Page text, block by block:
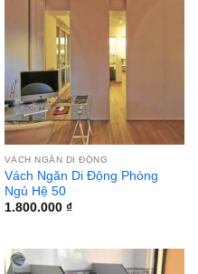
VÁCH NGĂN DI ĐỘNG
Vách Ngăn Di Động Phòng
Ngủ Hệ 50
1.800.000 ₫